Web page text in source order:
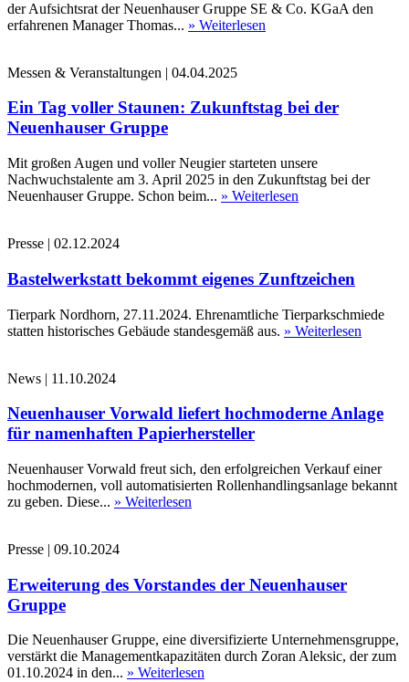
der Aufsichtsrat der Neuenhauser Gruppe SE & Co. KGaA den
erfahrenen Manager Thomas... » Weiterlesen
Messen & Veranstaltungen | 04.04.2025
Ein Tag voller Staunen: Zukunftstag bei der
Neuenhauser Gruppe
Mit großen Augen und voller Neugier starteten unsere
Nachwuchstalente am 3. April 2025 in den Zukunftstag bei der
Neuenhauser Gruppe. Schon beim... » Weiterlesen
Presse | 02.12.2024
Bastelwerkstatt bekommt eigenes Zunftzeichen
Tierpark Nordhorn, 27.11.2024. Ehrenamtliche Tierparkschmiede
statten historisches Gebäude standesgemäß aus. » Weiterlesen
News | 11.10.2024
Neuenhauser Vorwald liefert hochmoderne Anlage
für namenhaften Papierhersteller
Neuenhauser Vorwald freut sich, den erfolgreichen Verkauf einer
hochmodernen, voll automatisierten Rollenhandlingsanlage bekannt
zu geben. Diese... » Weiterlesen
Presse | 09.10.2024
Erweiterung des Vorstandes der Neuenhauser
Gruppe
Die Neuenhauser Gruppe, eine diversifizierte Unternehmensgruppe,
verstärkt die Managementkapazitäten durch Zoran Aleksic, der zum
01.10.2024 in den... » Weiterlesen